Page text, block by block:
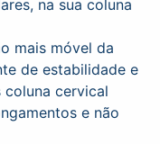
na sua coluna
mais móvel da
de estabilidade e
coluna cervical
e não